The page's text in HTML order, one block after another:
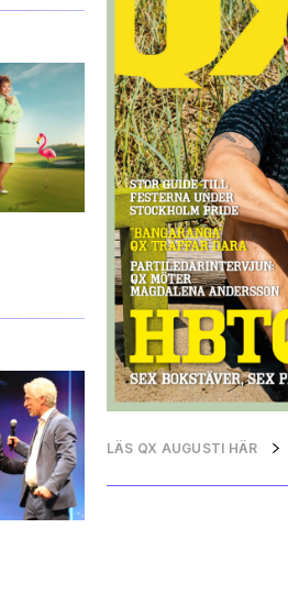
LÄS QX AUGUSTI HÄR